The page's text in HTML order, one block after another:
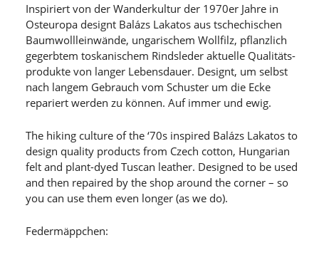
Inspiriert von der Wanderkultur der 1970er Jahre in
Osteuropa designt Balázs Lakatos aus tschechischen
Baumwollleinwände, ungarischem Wollfilz, pflanzlich
gegerbtem toskanischem Rindsleder aktuelle Qualitäts-
produkte von langer Lebensdauer. Designt, um selbst
nach langem Gebrauch vom Schuster um die Ecke
repariert werden zu können. Auf immer und ewig.
The hiking culture of the ‘70s inspired Balázs Lakatos to
design quality products from Czech cotton, Hungarian
felt and plant-dyed Tuscan leather. Designed to be used
and then repaired by the shop around the corner – so
you can use them even longer (as we do).
Federmäppchen: